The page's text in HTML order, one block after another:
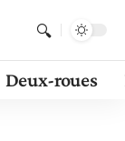
Deux-roues